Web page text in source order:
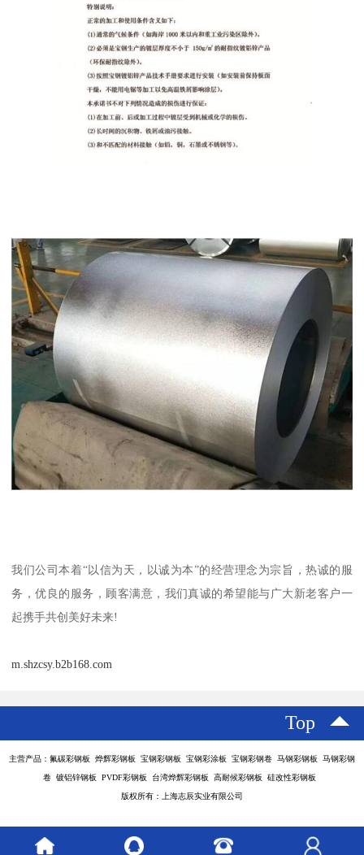
我们公司本着“以信为天，以诚为本”的经营理念为宗旨，热诚的服
务，优良的服务，顾客满意，我们真诚的希望能与广大新老客户一
起携手共创美好未来!
m.shzcsy.b2b168.com
Top
主营产品：氟碳彩钢板 烨辉彩钢板 宝钢彩钢板 宝钢彩涂板 宝钢彩钢卷 马钢彩钢板 马钢彩钢
卷 镀铝锌钢板 PVDF彩钢板 台湾烨辉彩钢板 高耐候彩钢板 硅改性彩钢板
版权所有：上海志辰实业有限公司